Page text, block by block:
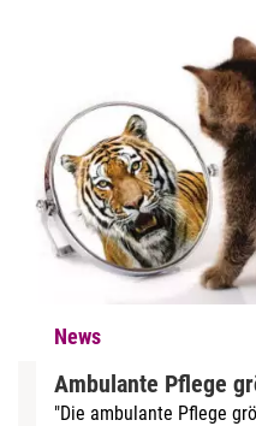
News
Ambulante Pflege
"Die ambulante Pflege